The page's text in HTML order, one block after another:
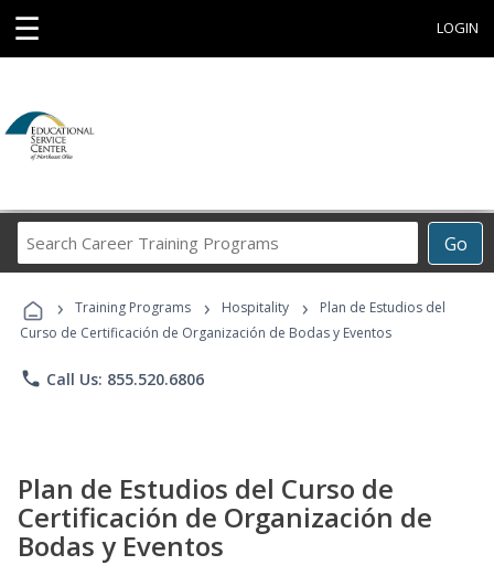
☰ LOGIN
Go
Career
Programs
› Training Programs › Hospitality ›
Plan de Estudios del
Curso de Certificación de Organización de Bodas y Eventos
phone Call Us: 855.520.6806
Plan de Estudios del Curso de
Certificación de Organización de
Bodas y Eventos